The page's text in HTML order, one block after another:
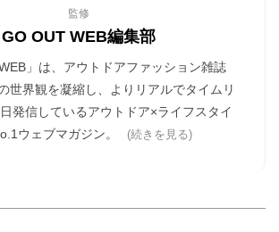
監修
GO OUT WEB編集部
」は、アウトドアファッション雑誌
世界観を凝縮し、よりリアルでタイムリ
発信しているアウトドア×ライフスタイ
ウェブマガジン。
(続きを見る)